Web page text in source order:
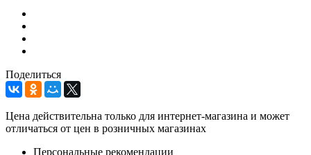
Поделиться
Цена действительна только для интернет-магазина и может
отличаться от цен в розничных магазинах
Персональные рекомендации